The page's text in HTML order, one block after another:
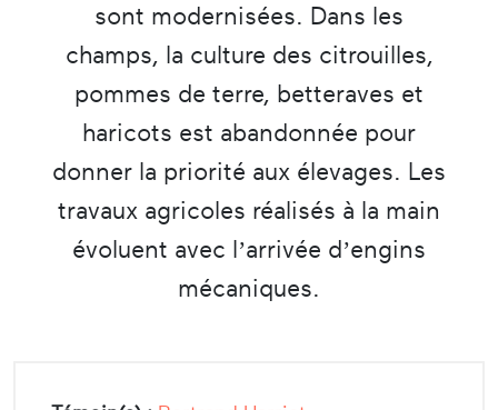
sont modernisées. Dans les
champs, la culture des citrouilles,
pommes de terre, betteraves et
haricots est abandonnée pour
donner la priorité aux élevages. Les
travaux agricoles réalisés à la main
évoluent avec l’arrivée d’engins
mécaniques.